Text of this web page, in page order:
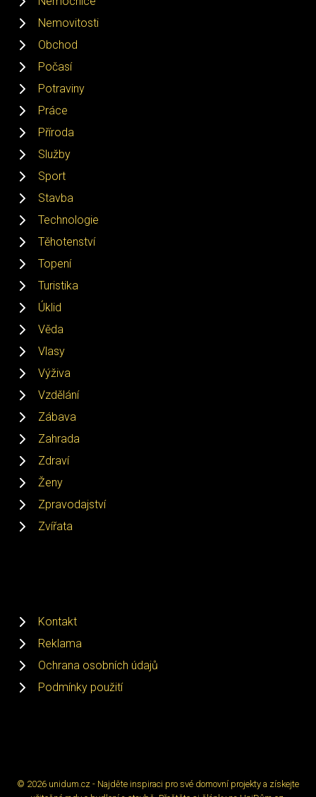
Nemovitosti
Obchod
Počasí
Potraviny
Práce
Příroda
Služby
Sport
Stavba
Technologie
Těhotenství
Topení
Turistika
Úklid
Věda
Vlasy
Výživa
Vzdělání
Zábava
Zahrada
Zdraví
Ženy
Zpravodajství
Zvířata
Kontakt
Reklama
Ochrana osobních údajů
Podmínky použití
© 2026 unidum.cz - Najděte inspiraci pro své domovní projekty a získejte